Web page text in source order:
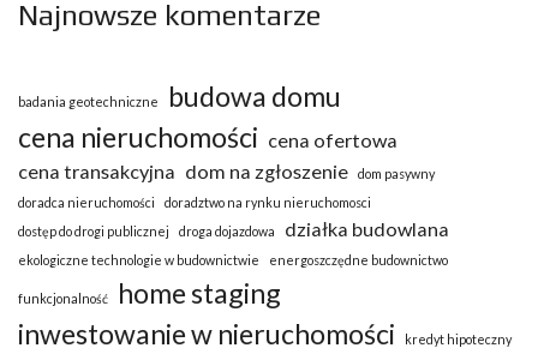
Najnowsze komentarze
badania geotechniczne
budowa domu
cena nieruchomości cena ofertowa
cena transakcyjna dom na zgłoszenie
dom pasywny
doradca nieruchomości
doradztwo na rynku nieruchomosci
dostęp do drogi publicznej
droga dojazdowa działka budowlana
ekologiczne technologie w budownictwie energoszczędne budownictwo
funkcjonalność
home staging
inwestowanie w nieruchomości
kredyt hipoteczny